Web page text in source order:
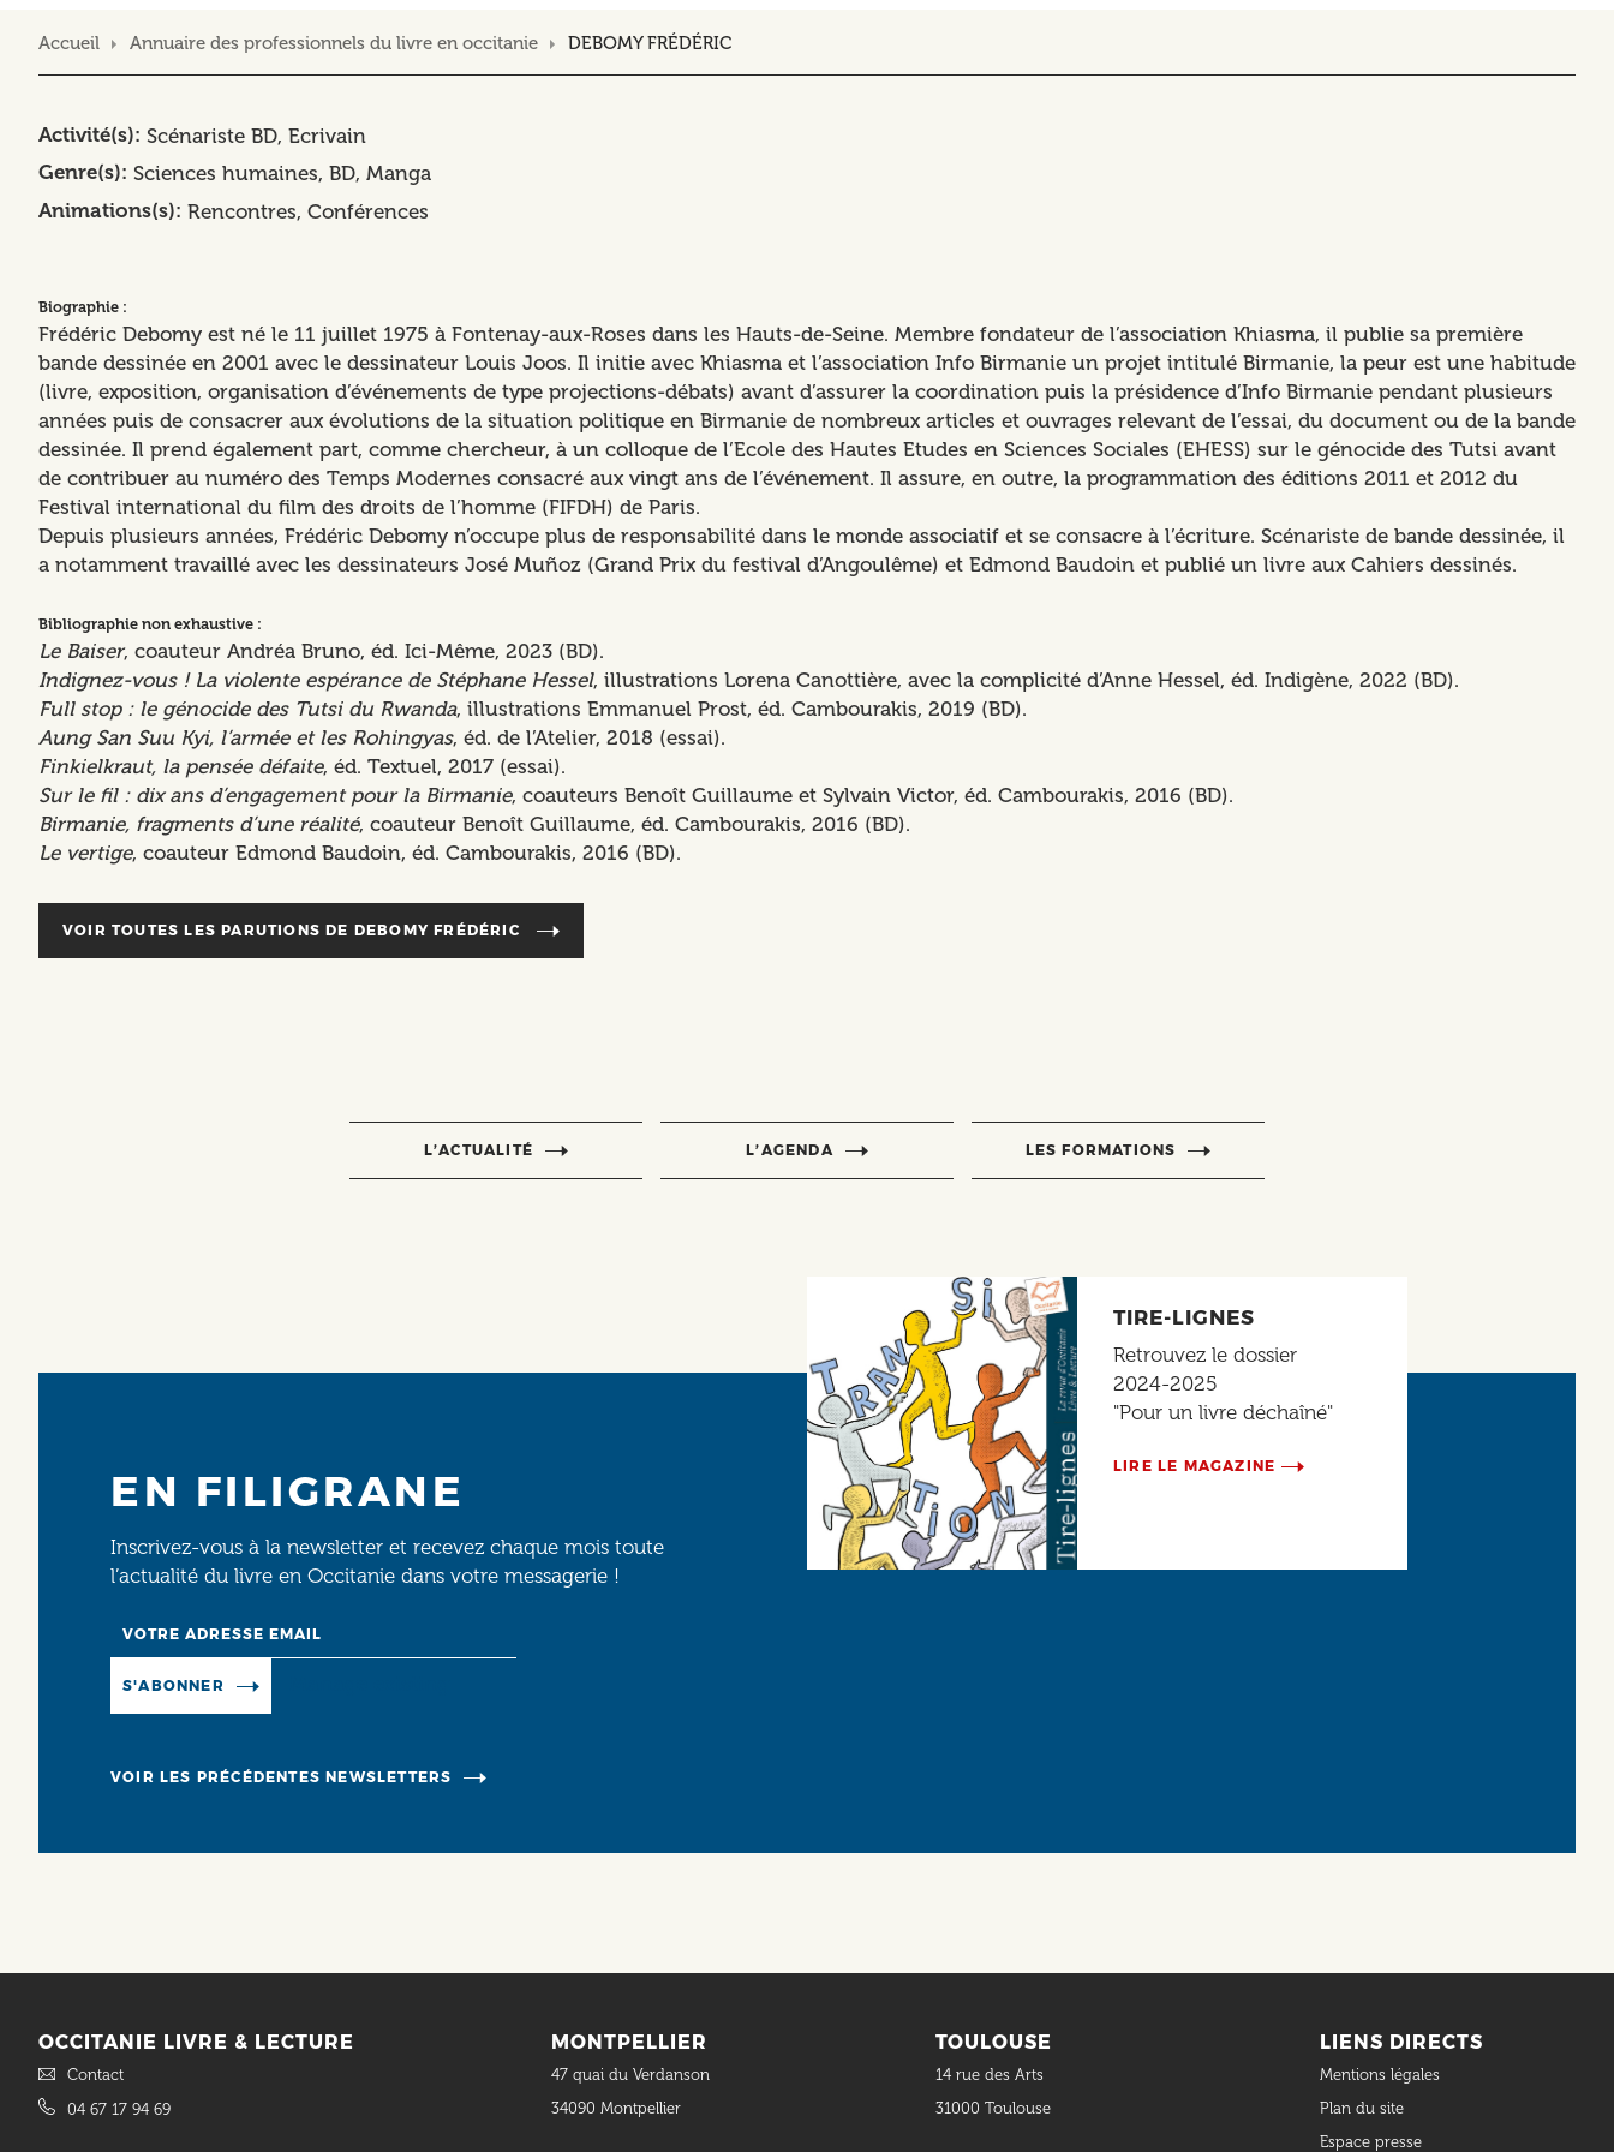
Accueil Annuaire des professionnels du livre en occitanie DEBOMY FRÉDÉRIC
Activité(s) Scénariste BD Ecrivain
Genre(s) Sciences humaines BD, Manga
Animations(s) Rencontres Conférences
Biographie :
Frédéric Debomy est né le 11 juillet 1975 à Fontenay-aux-Roses dans les Hauts-de-Seine. Membre fondateur de l’association Khiasma, il publie sa première
bande dessinée en 2001 avec le dessinateur Louis Joos. Il initie avec Khiasma et l’association Info Birmanie un projet intitulé Birmanie, la peur est une habitude
(livre, exposition, organisation d’événements de type projections-débats) avant d’assurer la coordination puis la présidence d’Info Birmanie pendant plusieurs
années puis de consacrer aux évolutions de la situation politique en Birmanie de nombreux articles et ouvrages relevant de l’essai, du document ou de la bande
dessinée. Il prend également part, comme chercheur, à un colloque de l’Ecole des Hautes Etudes en Sciences Sociales (EHESS) sur le génocide des Tutsi avant
de contribuer au numéro des Temps Modernes consacré aux vingt ans de l’événement. Il assure, en outre, la programmation des éditions 2011 et 2012 du
Festival international du film des droits de l’homme (FIFDH) de Paris.
Depuis plusieurs années, Frédéric Debomy n’occupe plus de responsabilité dans le monde associatif et se consacre à l’écriture. Scénariste de bande dessinée, il
a notamment travaillé avec les dessinateurs José Muñoz (Grand Prix du festival d’Angoulême) et Edmond Baudoin et publié un livre aux Cahiers dessinés.
Bibliographie non exhaustive :
Le Baiser, coauteur Andréa Bruno, éd. Ici-Même, 2023 (BD).
Indignez-vous ! La violente espérance de Stéphane Hessel, illustrations Lorena Canottière, avec la complicité d’Anne Hessel, éd. Indigène, 2022 (BD).
Full stop : le génocide des Tutsi du Rwanda, illustrations Emmanuel Prost, éd. Cambourakis, 2019 (BD).
Aung San Suu Kyi, l’armée et les Rohingyas, éd. de l’Atelier, 2018 (essai).
Finkielkraut, la pensée défaite, éd. Textuel, 2017 (essai).
Sur le fil : dix ans d’engagement pour la Birmanie, coauteurs Benoît Guillaume et Sylvain Victor, éd. Cambourakis, 2016 (BD).
Birmanie, fragments d’une réalité, coauteur Benoît Guillaume, éd. Cambourakis, 2016 (BD).
Le vertige, coauteur Edmond Baudoin, éd. Cambourakis, 2016 (BD).
VOIR TOUTES LES PARUTIONS DE DEBOMY FRÉDÉRIC
L’ACTUALITÉ L’AGENDA LES FORMATIONS
EN FILIGRANE
Inscrivez-vous à la newsletter et recevez chaque mois toute
l’actualité du livre en Occitanie dans votre messagerie !
S'ABONNER
VOIR LES PRÉCÉDENTES NEWSLETTERS
TIRE-LIGNES
Retrouvez le dossier
2024-2025
"Pour un livre déchaîné"
LIRE LE MAGAZINE
OCCITANIE LIVRE & LECTURE
Contact
04 67 17 94 69
MONTPELLIER
47 quai du Verdanson
34090 Montpellier
TOULOUSE
14 rue des Arts
31000 Toulouse
LIENS DIRECTS
Mentions légales
Plan du site
Espace presse